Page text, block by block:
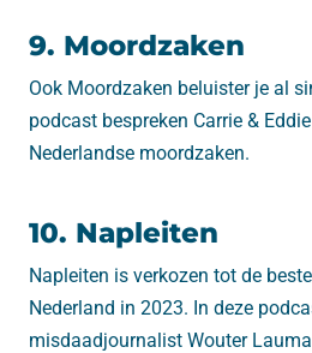
9. Moordzaken
Ook Moordzaken beluister je al
podcast bespreken Carrie &
Nederlandse moordzaken.
10. Napleiten
Napleiten is verkozen tot de
Nederland in 2023. In deze
misdaadjournalist Wouter